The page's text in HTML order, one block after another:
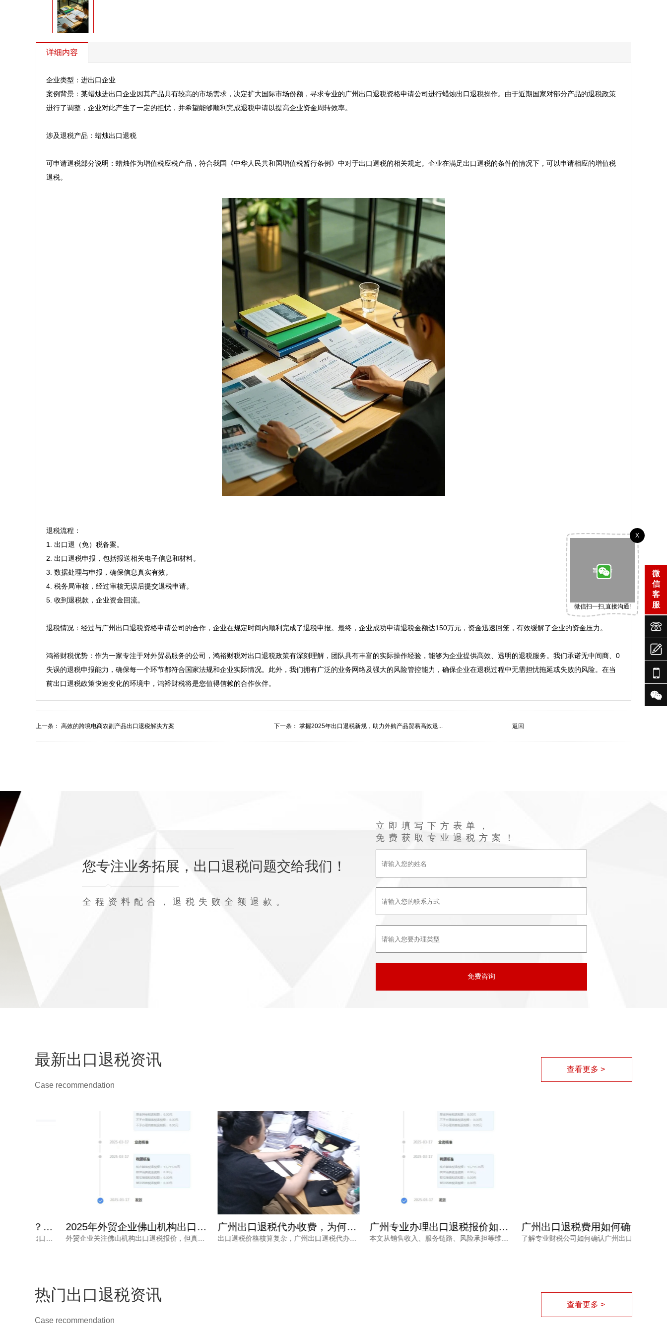
详细内容
企业类型：进出口企业
案例背景：某蜡烛进出口企业因其产品具有较高的市场需求，决定扩大国际市场份额，寻求专业的广州出口退税资格申请公司进行蜡烛出口退税操作。由于近期国家对部分产品的退税政策
进行了调整，企业对此产生了一定的担忧，并希望能够顺利完成退税申请以提高企业资金周转效率。
涉及退税产品：蜡烛出口退税
可申请退税部分说明：蜡烛作为增值税应税产品，符合我国《中华人民共和国增值税暂行条例》中对于出口退税的相关规定。企业在满足出口退税的条件的情况下，可以申请相应的增值税
退税。
退税流程：
1. 出口退（免）税备案。
2. 出口退税申报，包括报送相关电子信息和材料。
3. 数据处理与申报，确保信息真实有效。
4. 税务局审核，经过审核无误后提交退税申请。
5. 收到退税款，企业资金回流。
退税情况：经过与广州出口退税资格申请公司的合作，企业在规定时间内顺利完成了退税申报。最终，企业成功申请退税金额达150万元，资金迅速回笼，有效缓解了企业的资金压力。
鸿裕财税优势：作为一家专注于对外贸易服务的公司，鸿裕财税对出口退税政策有深刻理解，团队具有丰富的实际操作经验，能够为企业提供高效、透明的退税服务。我们承诺无中间商、0
失误的退税申报能力，确保每一个环节都符合国家法规和企业实际情况。此外，我们拥有广泛的业务网络及强大的风险管控能力，确保企业在退税过程中无需担忧拖延或失败的风险。在当
上一条： 高效的跨境电商农副产品出口退税解决方案 下一条： 掌握2025年出口退税新规，助力外购产品贸易高效退... 返回
您专注业务拓展，出口退税问题交给我们！
全程资料配合，退税失败全额退款。
立即填写下方表单，
免费获取专业退税方案！
最新出口退税资讯
Case recommendation
查看更多 >
2025年外贸企业佛山机构出口退税报价多少？选错白花钱
外贸企业关注佛山机构出口退税报价，但真正需要的是安全、高效的退税结果。本文分析报价差异原因，解读2025年出口退税政策变化，并介绍鸿裕财税透明定价、不成功免费退、一手团队不外包等核心优势。
广州出口退税代办收费，为何从几千到上万不等？一文读懂
出口退税价格核算复杂，广州出口退税代办收费从几千到上万不等，究竟差在哪里？本文梳理影响收费的核心因素与价格核算风险，并解读鸿裕财税的透明报价策略。
广州专业办理出口退税报价如何确定？看完不再被低价套路
本文从销售收入、服务链路、风险承担等维度，分析广州专业办理出口退税报价的差异原因，帮助外贸企业负责人理性选择代办服务，兼顾成本与退税安全。同时介绍鸿裕财税的服务优势，提供免费方案定制。
广州出口退税费用如何确认？专业财税公司根据什么定价？
了解专业财税公司如何确认广州出口退税费用，从业务规模、商品属性、单证质量、政策合规等维度解读报价逻辑，帮助外贸企业避开退税价格核算风险，找到性价比更高的申报路径。
热门出口退税资讯
Case recommendation
查看更多 >
微
信
客
服
X
微信扫一扫,直接沟通!




